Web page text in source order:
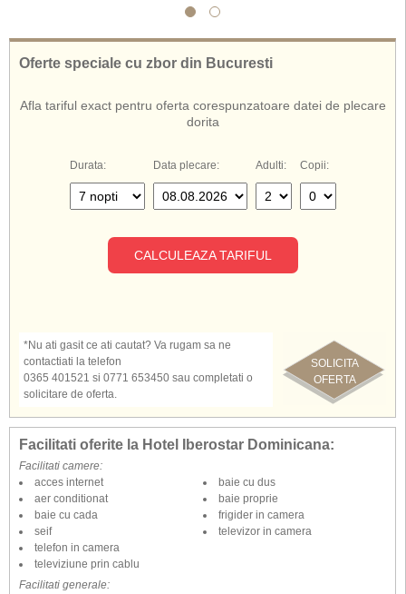
disco, club de noapte, cazino, locuri de joaca pentrui copii, miniclub pentru
motorizate, centru profesional de scuba diving si snorkeling.
Hotelul Iberostar Dominicana ofera servicii cu All Inclusive
Oferte speciale cu zbor din Bucuresti
Afla tariful exact pentru oferta corespunzatoare datei de plecare
dorita
Durata: Data plecare: Adulti: Copii:
CALCULEAZA TARIFUL
SOLICITA
OFERTA
*Nu ati gasit ce ati cautat? Va rugam sa ne
contactiati la telefon
0365 401521 si 0771 653450 sau completati o
solicitare de oferta.
Facilitati oferite la Hotel Iberostar Dominicana:
Facilitati camere:
acces internet
aer conditionat
baie cu cada
baie cu dus
baie proprie
frigider in camera
seif
telefon in camera
televiziune prin cablu
televizor in camera
Facilitati generale: